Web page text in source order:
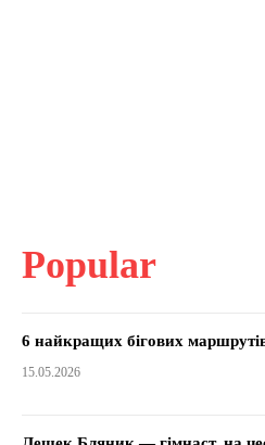
Popular
6 найкращих бігових
15.05.2026